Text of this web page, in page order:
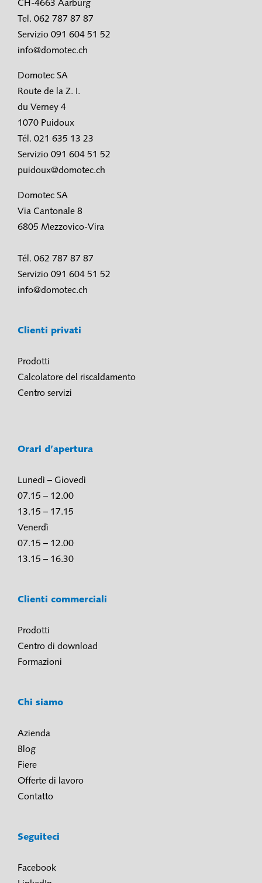
CH-4663 Aarburg
Tel. 062 787 87 87
Servizio 091 604 51 52
info@domotec.ch
Domotec SA
Route de la Z. I.
du Verney 4
1070 Puidoux
Tél. 021 635 13 23
Servizio 091 604 51 52
puidoux@domotec.ch
Domotec SA
Via Cantonale 8
6805 Mezzovico-Vira
Tél. 062 787 87 87
Servizio 091 604 51 52
info@domotec.ch
Clienti privati
Prodotti
Calcolatore del riscaldamento
Centro servizi
Orari d’apertura
Lunedì – Giovedì
07.15 – 12.00
13.15 – 17.15
Venerdì
07.15 – 12.00
13.15 – 16.30
Clienti commerciali
Prodotti
Centro di download
Formazioni
Chi siamo
Azienda
Blog
Fiere
Offerte di lavoro
Contatto
Seguiteci
Facebook